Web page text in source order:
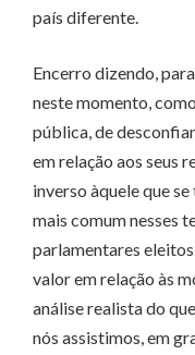
país diferente.
Encerro dizendo,
neste momento,
pública, de
em relação aos seus
inverso àquele que
mais comum nesses
parlamentares
valor em relação às
análise realista do
nós assistimos, em